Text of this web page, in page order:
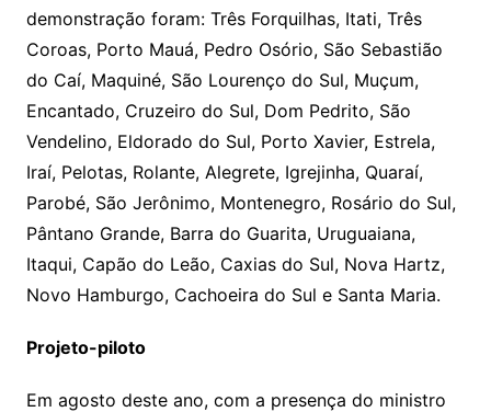
demonstração foram: Três Forquilhas, Itati, Três
Coroas, Porto Mauá, Pedro Osório, São Sebastião
do Caí, Maquiné, São Lourenço do Sul, Muçum,
Encantado, Cruzeiro do Sul, Dom Pedrito, São
Vendelino, Eldorado do Sul, Porto Xavier, Estrela,
Iraí, Pelotas, Rolante, Alegrete, Igrejinha, Quaraí,
Parobé, São Jerônimo, Montenegro, Rosário do Sul,
Pântano Grande, Barra do Guarita, Uruguaiana,
Itaqui, Capão do Leão, Caxias do Sul, Nova Hartz,
Novo Hamburgo, Cachoeira do Sul e Santa Maria.
Projeto-piloto
Em agosto deste ano, com a presença do ministro